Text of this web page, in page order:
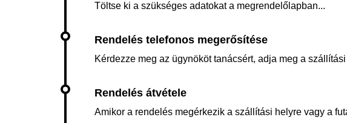
Töltse ki a szükséges adatokat a megrendelőlapban...
Kérdezze meg az ügynököt tanácsért, adja meg a
Amikor a rendelés megérkezik a szállítási helyre vagy a